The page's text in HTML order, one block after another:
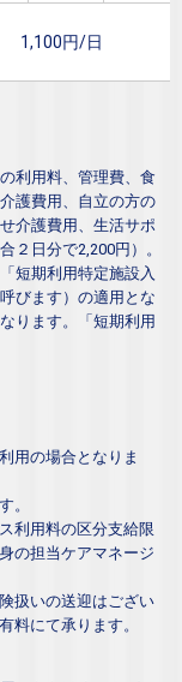
1,100円/日
利用料、管理費、食
護費用、自立の方の
介護費用、生活サポ
２日分で2,200円）。
短期利用特定施設入
びます）の適用とな
ります。「短期利用
用の場合となりま
。
利用料の区分支給限
の担当ケアマネージ
扱いの送迎はござい
料にて承ります。